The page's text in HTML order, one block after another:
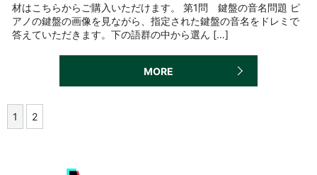
材はこちらからご購入いただけます。 第1問 鍵盤の音名問題 ピ
アノの鍵盤の画像を見ながら、指定された鍵盤の音名をドレミで
答えていただきます。下の語群の中から選ん […]
MORE
1 2